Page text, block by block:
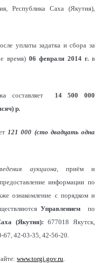
Республика Саха (Якутия),
уплаты задатка и сбора за
время) 06 февраля 2014 г.в
составляет 14 500 000
р.
121 000 (сто двадцать одна
аукциона , приём и
информации по
ознакомление с порядком и
Управлениемпо
(Якутия): 677018 Якутск,
67, 42-03-35, 42-56-20.
www.torgi.gov.ru